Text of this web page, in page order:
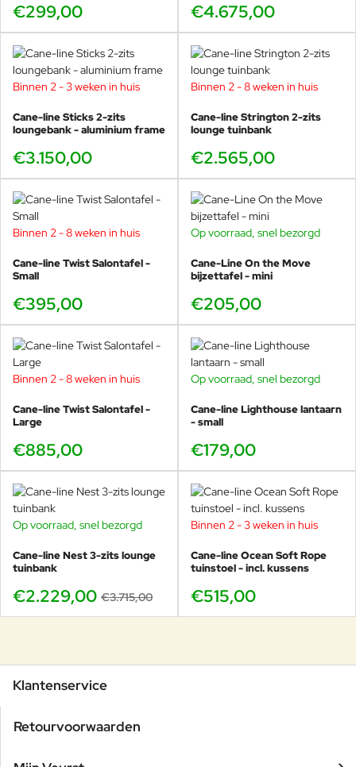
€299,00 €4.675,00
Binnen 2 - 3 weken in huis
Cane-line Sticks 2-zits
loungebank - aluminium frame
€3.150,00
Binnen 2 - 8 weken in huis
Cane-line Strington 2-zits
lounge tuinbank
€2.565,00
Binnen 2 - 8 weken in huis
Cane-line Twist Salontafel -
Small
€395,00
Op voorraad, snel bezorgd
Cane-Line On the Move
bijzettafel - mini
€205,00
Binnen 2 - 8 weken in huis
Cane-line Twist Salontafel -
Large
€885,00
Op voorraad, snel bezorgd
Cane-line Lighthouse lantaarn
- small
€179,00
-40%
Op voorraad, snel bezorgd
Cane-line Nest 3-zits lounge
tuinbank
€2.229,00 €3.715,00
Binnen 2 - 3 weken in huis
Cane-line Ocean Soft Rope
tuinstoel - incl. kussens
€515,00
Klantenservice
Retourvoorwaarden